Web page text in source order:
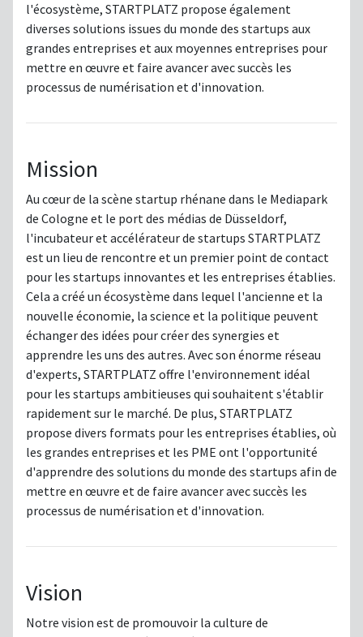
l'écosystème, STARTPLATZ propose également
diverses solutions issues du monde des startups aux
grandes entreprises et aux moyennes entreprises pour
mettre en œuvre et faire avancer avec succès les
processus de numérisation et d'innovation.
Mission
Au cœur de la scène startup rhénane dans le Mediapark
de Cologne et le port des médias de Düsseldorf,
l'incubateur et accélérateur de startups STARTPLATZ
est un lieu de rencontre et un premier point de contact
pour les startups innovantes et les entreprises établies.
Cela a créé un écosystème dans lequel l'ancienne et la
nouvelle économie, la science et la politique peuvent
échanger des idées pour créer des synergies et
apprendre les uns des autres. Avec son énorme réseau
d'experts, STARTPLATZ offre l'environnement idéal
pour les startups ambitieuses qui souhaitent s'établir
rapidement sur le marché. De plus, STARTPLATZ
propose divers formats pour les entreprises établies, où
les grandes entreprises et les PME ont l'opportunité
d'apprendre des solutions du monde des startups afin de
mettre en œuvre et de faire avancer avec succès les
processus de numérisation et d'innovation.
Vision
Notre vision est de promouvoir la culture de